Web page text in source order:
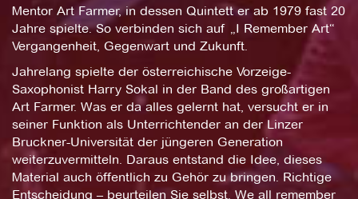
Mentor Art Farmer, in dessen Quintett er ab 1979 fast 20
Jahre spielte. So verbinden sich auf „I Remember Art“
Vergangenheit, Gegenwart und Zukunft.
Jahrelang spielte der österreichische Vorzeige-
Saxophonist Harry Sokal in der Band des großartigen
Art Farmer. Was er da alles gelernt hat, versucht er in
seiner Funktion als Unterrichtender an der Linzer
Bruckner-Universität der jüngeren Generation
weiterzuvermitteln. Daraus entstand die Idee, dieses
Material auch öffentlich zu Gehör zu bringen. Richtige
Entscheidung – beurteilen Sie selbst. We all remember